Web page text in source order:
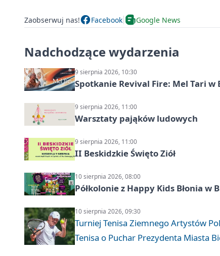
Zaobserwuj nas! Facebook Google News
Nadchodzące wydarzenia
9 sierpnia 2026, 10:30
Spotkanie Revival Fire: Mel Tari w
9 sierpnia 2026, 11:00
Warsztaty pająków ludowych
9 sierpnia 2026, 11:00
II Beskidzkie Święto Ziół
10 sierpnia 2026, 08:00
Półkolonie z Happy Kids Błonia w
10 sierpnia 2026, 09:30
Turniej Tenisa Ziemnego Artystów
Tenisa o Puchar Prezydenta Miasta